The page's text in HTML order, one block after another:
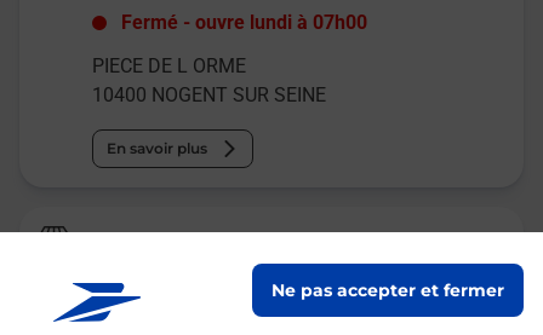
Ne pas accepter et fermer
Fermé -ouvre lundi à 07h00
PIECE DE L ORME
10400 NOGENT SUR SEINE
En savoir plus
La Poste
NOGENT SUR SEINE
ouvre lundi à 10h15